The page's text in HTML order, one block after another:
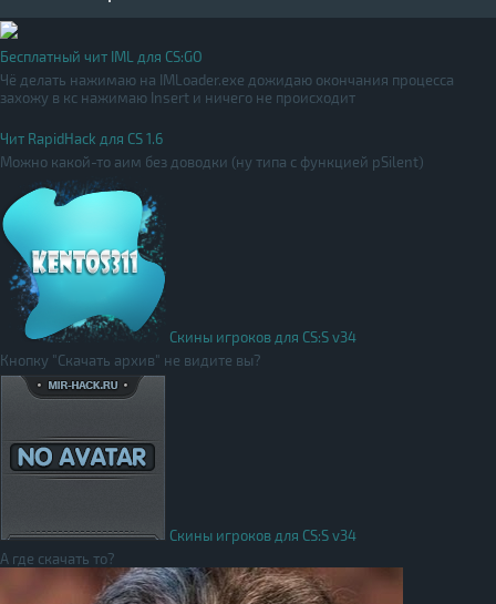
Бесплатный чит IML для CS:GO
Чё делать нажимаю на IMLoader.exe дожидаю окончания процесса
захожу в кс нажимаю Insert и ничего не происходит
Чит RapidHack для CS 1.6
Можно какой-то аим без доводки (ну типа с функцией pSilent)
Скины игроков для CS:S v34
Кнопку "Скачать архив" не видите вы?
Скины игроков для CS:S v34
А где скачать то?